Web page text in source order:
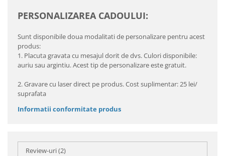
PERSONALIZAREA CADOULUI:
Sunt disponibile doua modalitati de personalizare pentru acest
produs:
1. Placuta gravata cu mesajul dorit de dvs. Culori disponibile:
auriu sau argintiu. Acest tip de personalizare este gratuit.
2. Gravare cu laser direct pe produs. Cost suplimentar: 25 lei/
suprafata
Informatii conformitate produs
Review-uri(2)